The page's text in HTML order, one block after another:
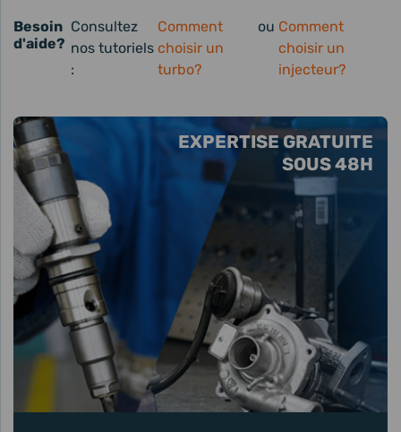
EXPERTISE GRATUITE
SOUS 48H
Besoin
d'aide?
Consultez
nos tutoriels
:
Comment
choisir un
turbo?
ou Comment
choisir un
injecteur?